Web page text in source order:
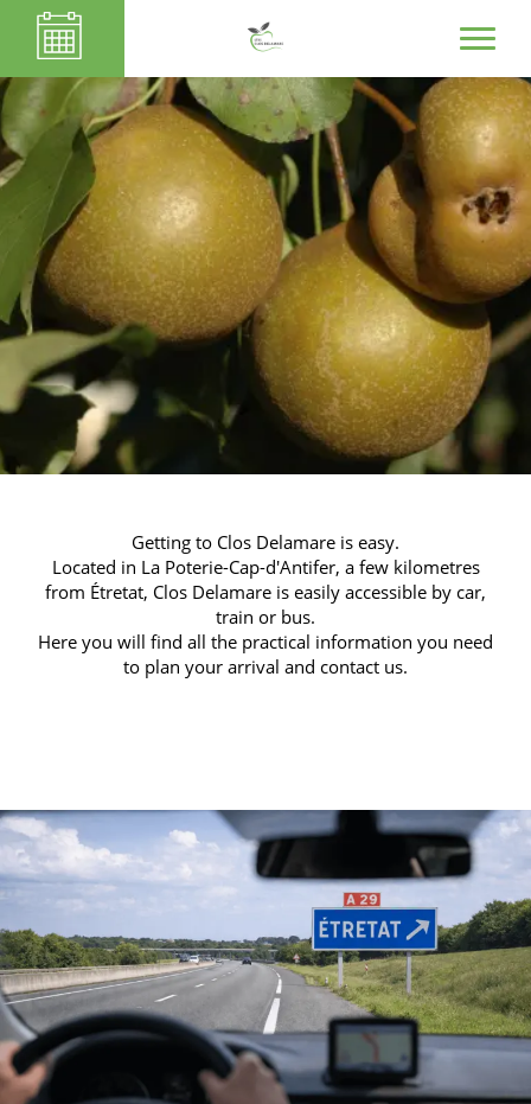
Getting to Clos Delamare is easy.
Located in La Poterie-Cap-d'Antifer, a few kilometres
from Étretat, Clos Delamare is easily accessible by car,
train or bus.
Here you will find all the practical information you need
to plan your arrival and contact us.